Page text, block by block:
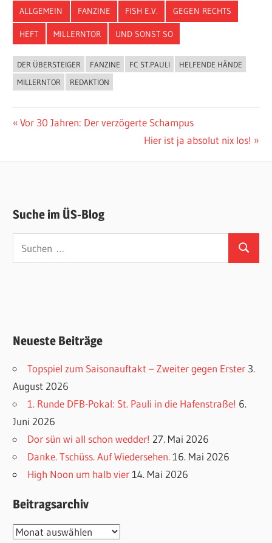
ALLGEMEIN FANZINE FISH E.V. GEGEN RECHTS
HEFT MILLERNTOR UND SONST SO
DER ÜBERSTEIGER FANZINE FC ST.PAULI
HELFENDE HÄNDE
MILLERNTOR
REDAKTION
Beitragsnavigation
Vorheriger
Vor 30 Jahren: Der verzögerte Schampus
Nächster
Hier ist ja absolut nix los!
Suche im ÜS-Blog
Suchen
Neueste Beiträge
Topspiel zum Saisonauftakt – Zweiter gegen Erster 3.
August 2026
1. Runde DFB-Pokal: St. Pauli in die Hafenstraße! 6.
Juni 2026
Dor sün wi all schon wedder! 27. Mai 2026
Danke. Tschüss. Auf Wiedersehen. 16. Mai 2026
High Noon um halb vier 14. Mai 2026
Beitragsarchiv
Beitragsarchiv